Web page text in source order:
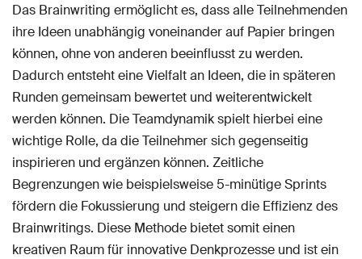
Das Brainwriting ermöglicht es, dass alle Teilnehmenden
ihre Ideen unabhängig voneinander auf Papier bringen
können, ohne von anderen beeinflusst zu werden.
Dadurch entsteht eine Vielfalt an Ideen, die in späteren
Runden gemeinsam bewertet und weiterentwickelt
werden können. Die Teamdynamik spielt hierbei eine
wichtige Rolle, da die Teilnehmer sich gegenseitig
inspirieren und ergänzen können. Zeitliche
Begrenzungen wie beispielsweise 5-minütige Sprints
fördern die Fokussierung und steigern die Effizienz des
Brainwritings. Diese Methode bietet somit einen
kreativen Raum für innovative Denkprozesse und ist ein